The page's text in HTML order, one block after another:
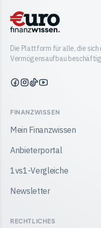
Die Plattform für alle, die sich
Vermögensaufbau
Finanzwissen
Facebook
Finanzwissen
Instagram
Finanzwissen
TikTok
Finanzwissen
YouTube
FINANZWISSEN
Mein Finanzwissen
Anbieterportal
1vs1-Vergleiche
Newsletter
RECHTLICHES